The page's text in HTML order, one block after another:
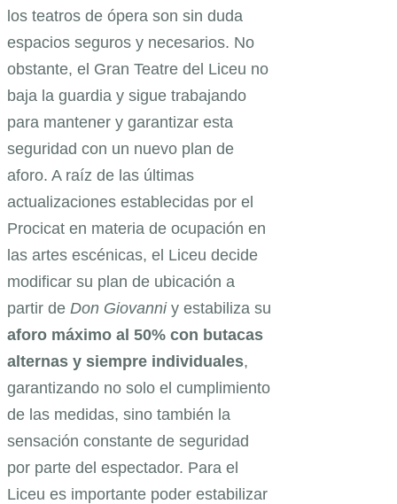
los teatros de ópera son sin duda
espacios seguros y necesarios. No
obstante, el Gran Teatre del Liceu no
baja la guardia y sigue trabajando
para mantener y garantizar esta
seguridad con un nuevo plan de
aforo. A raíz de las últimas
actualizaciones establecidas por el
Procicat en materia de ocupación en
las artes escénicas, el Liceu decide
modificar su plan de ubicación a
partir de Don Giovanniy estabiliza su
aforo máximo al 50% con butacas
alternas y siempre individuales,
garantizando no solo el cumplimiento
de las medidas, sino también la
sensación constante de seguridad
por parte del espectador. Para el
Liceu es importante poder estabilizar